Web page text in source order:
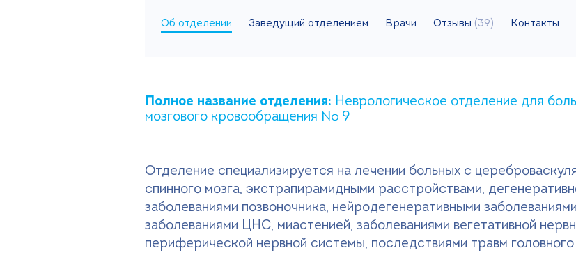
Об отделении Заведущий отделением Врачи Отзывы (39) Контакты
Полное название отделения: Неврологическое отделение для
мозгового кровообращения № 9
Отделение специализируется на лечении больных с
спинного мозга, экстрапирамидными расстройствами,
заболеваниями позвоночника, нейродегенеративными
заболеваниями ЦНС, миастенией, заболеваниями вегетативной
периферической нервной системы, последствиями травм головного